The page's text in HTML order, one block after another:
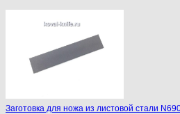
Заготовка для ножа из листовой стали